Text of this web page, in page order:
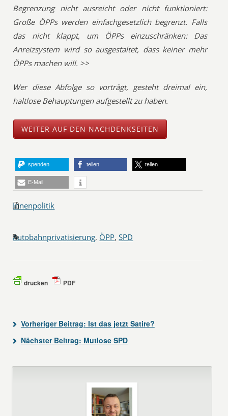
Begrenzung nicht ausreicht oder nicht funktioniert:
Große ÖPPs werden einfachgesetzlich begrenzt. Falls
das nicht klappt, um ÖPPs einzuschränken: Das
Anreizsystem wird so ausgestaltet, dass keiner mehr
ÖPPs machen will. >>
Wer diese Abfolge so vorträgt, gesteht dreimal ein,
haltlose Behauptungen aufgestellt zu haben.
WEITER AUF DEN NACHDENKSEITEN
spenden teilen teilen
E-Mail
Innenpolitik
Autobahnprivatisierung, ÖPP,SPD
drucken PDF
Vorheriger Beitrag: Ist das jetzt Satire?
Nächster Beitrag: Mutlose SPD